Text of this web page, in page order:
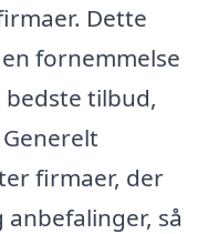
Dette
fornemmelse
tilbud,
firmaer, der
så